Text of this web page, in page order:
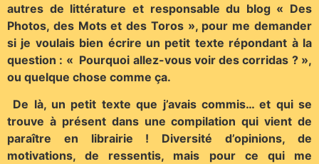
autres de littérature et responsable du blog « Des
Photos, des Mots et des Toros », pour me demander
si je voulais bien écrire un petit texte répondant à la
question : « Pourquoi allez-vous voir des corridas ? »,
ou quelque chose comme ça.
De là, un petit texte que j’avais commis… et qui se
trouve à présent dans une compilation qui vient de
paraître en librairie ! Diversité d’opinions, de
motivations, de ressentis, mais pour ce qui me